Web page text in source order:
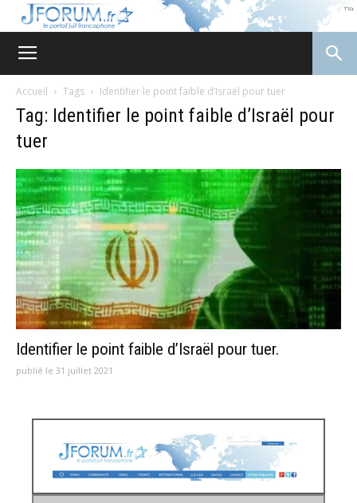
Accueil Tags Identifier le point faible d’Israël pour tuer
Tag: Identifier le point faible d’Israël pour
tuer
Identifier le point faible d’Israël pour tuer.
publié le 31 juillet 2021